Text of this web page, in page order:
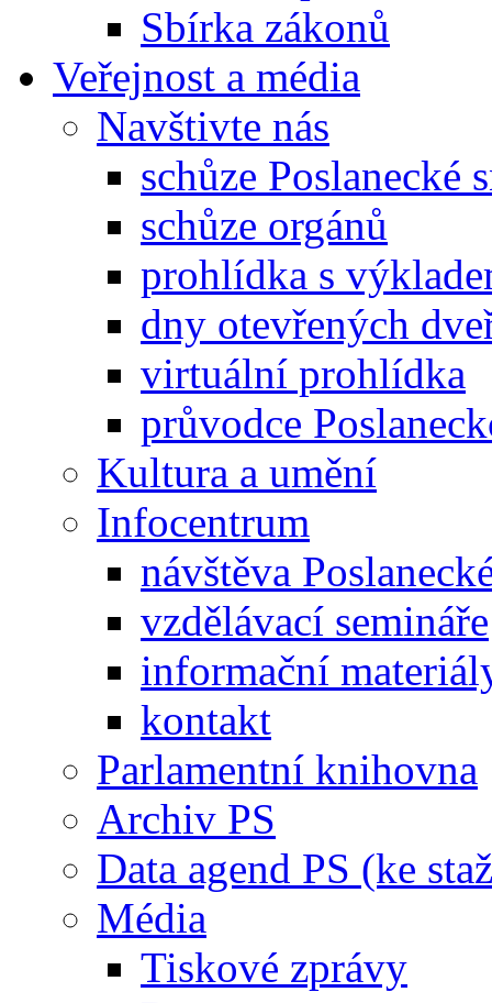
Sbírka zákonů
Veřejnost a média
Navštivte nás
schůze Poslanecké
schůze orgánů
prohlídka s
dny otevřených
virtuální prohlídka
průvodce
Kultura a umění
Infocentrum
návštěva
vzdělávací semináře
informační
kontakt
Parlamentní knihovna
Archiv PS
Data agend PS (ke
Média
Tiskové zprávy